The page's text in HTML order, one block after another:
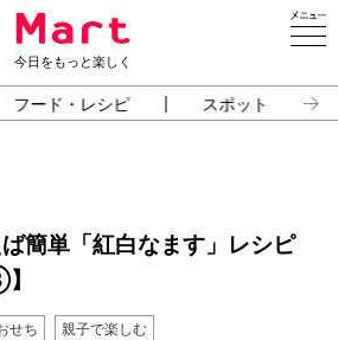
今日をもっと楽しく
フード・レシピ スポット
簡単「紅白なます」レシピ
せち 親子で楽しむ